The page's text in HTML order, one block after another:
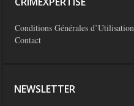
Conditions Générales d’Utilisation
Contact
NEWSLETTER